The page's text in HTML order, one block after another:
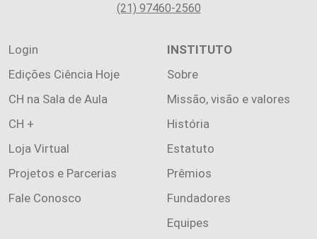
(21) 97460-2560
Login
Edições Ciência Hoje
CH na Sala de Aula
CH +
Loja Virtual
Projetos e Parcerias
Fale Conosco
INSTITUTO
Sobre
Missão, visão e valores
História
Estatuto
Prêmios
Fundadores
Equipes